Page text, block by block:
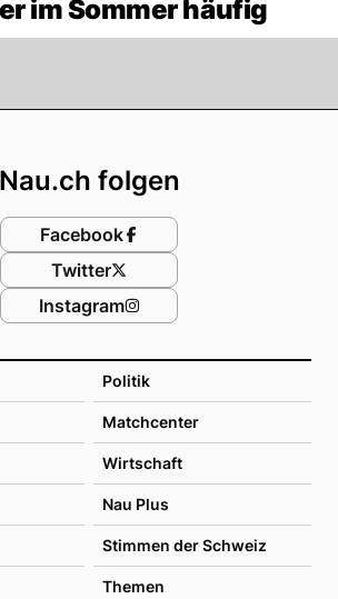
im Sommer häufig
Politik
Matchcenter
Wirtschaft
Nau Plus
Stimmen der Schweiz
Themen
Nau.ch folgen
Facebook
Twitter
Instagram